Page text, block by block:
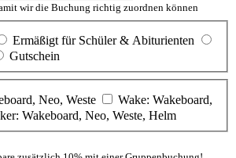
wir die Buchung richtig zuordnen können
Ermäßigt für Schüler & Abiturienten
Gutschein
Neo, Weste
Wake: Wakeboard,
Wakeboard, Neo, Weste, Helm